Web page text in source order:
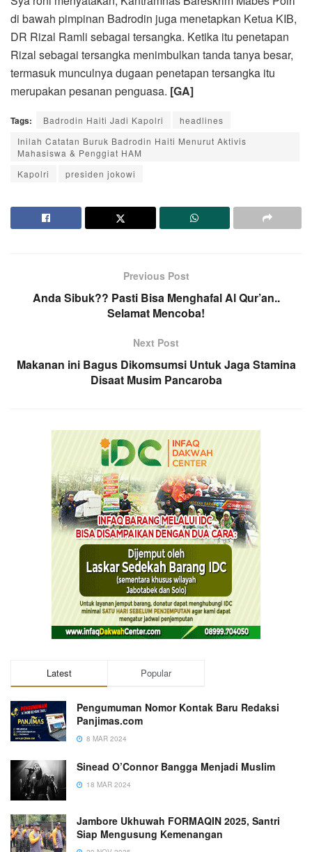
di bawah pimpinan Badrodin juga menetapkan Ketua KIB,
DR Rizal Ramli sebagai tersangka. Ketika itu penetapan
Rizal sebagai tersangka menimbulkan tanda tanya besar,
termasuk munculnya dugaan penetapan tersangka itu
merupakan pesanan penguasa. [GA]
Tags: Badrodin Haiti Jadi Kapolri
headlines
Inilah Catatan Buruk Badrodin Haiti Menurut Aktivis
Mahasiswa & Penggiat HAM
Kapolri
presiden jokowi
Previous Post
Anda Sibuk?? Pasti Bisa Menghafal Al Qur’an..
Selamat Mencoba!
Next Post
Makanan ini Bagus Dikomsumsi Untuk Jaga Stamina
Disaat Musim Pancaroba
Latest Popular
Pengumuman Nomor Kontak Baru Redaksi
Panjimas.com
8 MAR 2024
Sinead O’Connor Bangga Menjadi Muslim
18 MAR 2024
Jambore Ukhuwah FORMAQIN 2025, Santri
Siap Mengusung Kemenangan